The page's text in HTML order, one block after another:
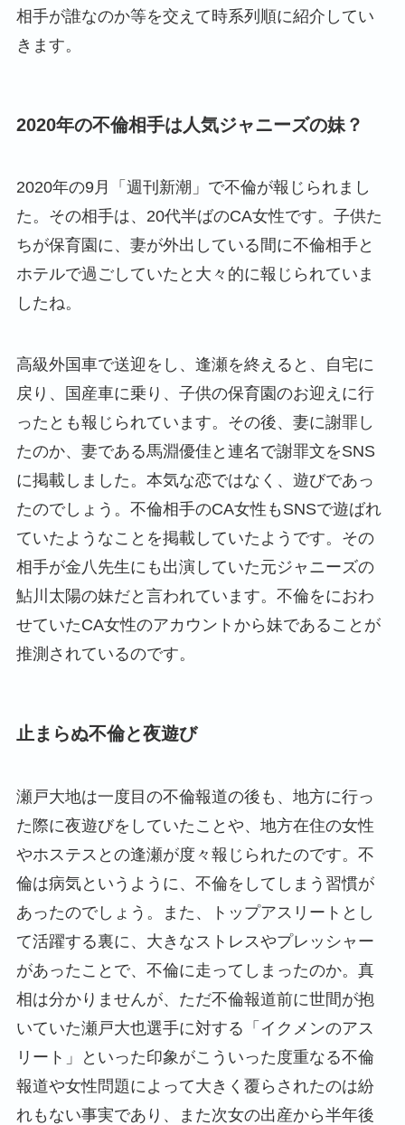
相手が誰なのか等を交えて時系列順に紹介してい
きます。
2020年の不倫相手は人気ジャニーズの妹？
2020年の9月「週刊新潮」で不倫が報じられまし
た。その相手は、20代半ばのCA女性です。子供た
ちが保育園に、妻が外出している間に不倫相手と
ホテルで過ごしていたと大々的に報じられていま
したね。
高級外国車で送迎をし、逢瀬を終えると、自宅に
戻り、国産車に乗り、子供の保育園のお迎えに行
ったとも報じられています。その後、妻に謝罪し
たのか、妻である馬淵優佳と連名で謝罪文をSNS
に掲載しました。本気な恋ではなく、遊びであっ
たのでしょう。不倫相手のCA女性もSNSで遊ばれ
ていたようなことを掲載していたようです。その
相手が金八先生にも出演していた元ジャニーズの
鮎川太陽の妹だと言われています。不倫をにおわ
せていたCA女性のアカウントから妹であることが
推測されているのです。
止まらぬ不倫と夜遊び
瀬戸大地は一度目の不倫報道の後も、地方に行っ
た際に夜遊びをしていたことや、地方在住の女性
やホステスとの逢瀬が度々報じられたのです。不
倫は病気というように、不倫をしてしまう習慣が
あったのでしょう。また、トップアスリートとし
て活躍する裏に、大きなストレスやプレッシャー
があったことで、不倫に走ってしまったのか。真
相は分かりませんが、ただ不倫報道前に世間が抱
いていた瀬戸大也選手に対する「イクメンのアス
リート」といった印象がこういった度重なる不倫
報道や女性問題によって大きく覆らされたのは紛
れもない事実であり、また次女の出産から半年後